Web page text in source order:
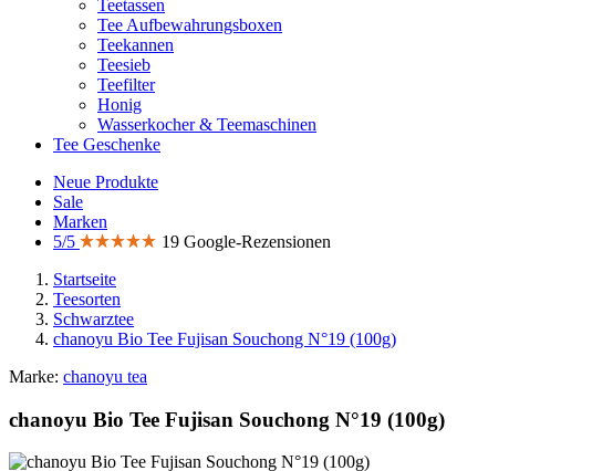
Teetassen
Tee Aufbewahrungsboxen
Teekannen
Teesieb
Teefilter
Honig
Wasserkocher & Teemaschinen
Tee Geschenke
Neue Produkte
Sale
Marken
5/5
19 Google-Rezensionen
Startseite
Teesorten
Schwarztee
chanoyu Bio Tee Fujisan Souchong N°19 (100g)
Marke: chanoyu tea
chanoyu Bio Tee Fujisan Souchong N°19 (100g)